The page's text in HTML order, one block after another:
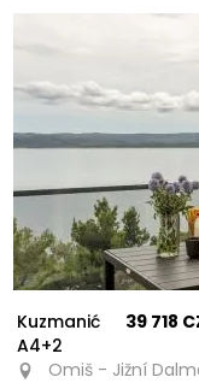
Kuzmanić
A4+2
39 718
Omiš - Jižní